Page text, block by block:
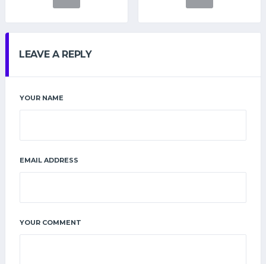
LEAVE A REPLY
YOUR NAME
EMAIL ADDRESS
YOUR COMMENT